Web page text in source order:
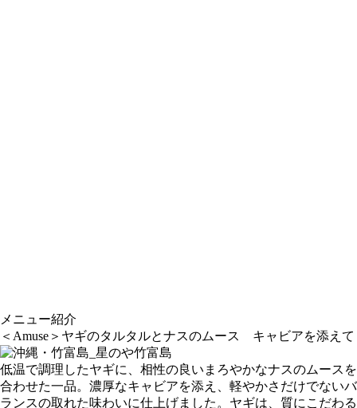
メニュー紹介
＜Amuse＞ヤギのタルタルとナスのムース キャビアを添えて
低温で調理したヤギに、相性の良いまろやかなナスのムースを
合わせた一品。濃厚なキャビアを添え、軽やかさだけでないバ
ランスの取れた味わいに仕上げました。ヤギは、質にこだわる